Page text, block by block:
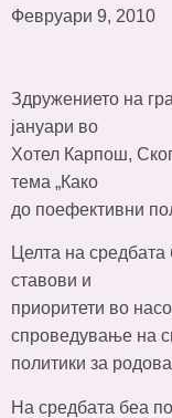
Февруари 9, 2010
Здружението на
јануари во
Хотел Карпош,
тема „Како
до поефективни
Целта на
ставови и
приоритети во
спроведување на
политики за
На средбата беа